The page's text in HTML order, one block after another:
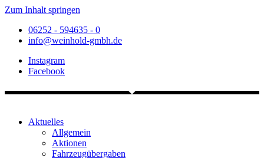
Zum Inhalt springen
06252 - 594635 - 0
info@weinhold-gmbh.de
Instagram
Facebook
Aktuelles
Allgemein
Aktionen
Fahrzeugübergaben